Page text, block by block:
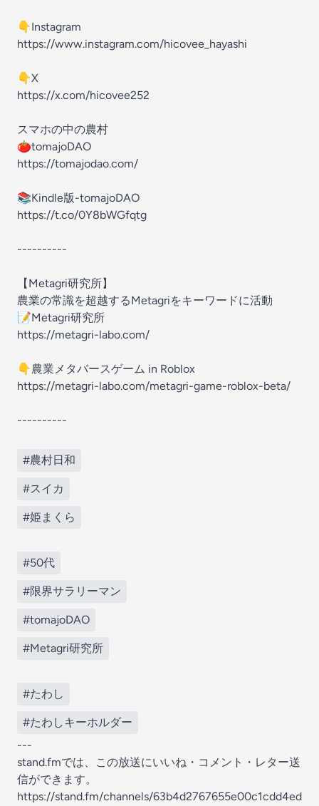
👇Instagram
https://www.instagram.com/hicovee_hayashi
👇X
https://x.com/hicovee252
スマホの中の農村
🍅tomajoDAO
https://tomajodao.com/
📚Kindle版-tomajoDAO
https://t.co/0Y8bWGfqtg
----------
【Metagri研究所】
農業の常識を超越するMetagriをキーワードに活動
📝Metagri研究所
https://metagri-labo.com/
👇農業メタバースゲーム in Roblox
https://metagri-labo.com/metagri-game-roblox-beta/
----------
#農村日和
#スイカ
#姫まくら
#50代
#限界サラリーマン
#tomajoDAO
#Metagri研究所
#たわし
#たわしキーホルダー
---
stand.fmでは、この放送にいいね・コメント・レター送
信ができます。
https://stand.fm/channels/63b4d2767655e00c1cdd4ed